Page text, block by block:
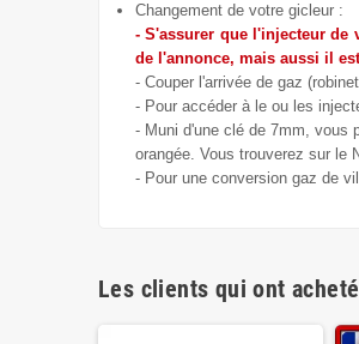
Changement de votre gicleur :
- S'assurer que l'injecteur de
de l'annonce, mais aussi il
- Couper l'arrivée de gaz
- Pour accéder à le ou les
- Muni d'une clé de 7mm, vous
orangée. Vous trouverez sur le
- Pour une conversion gaz de
Les clients qui ont